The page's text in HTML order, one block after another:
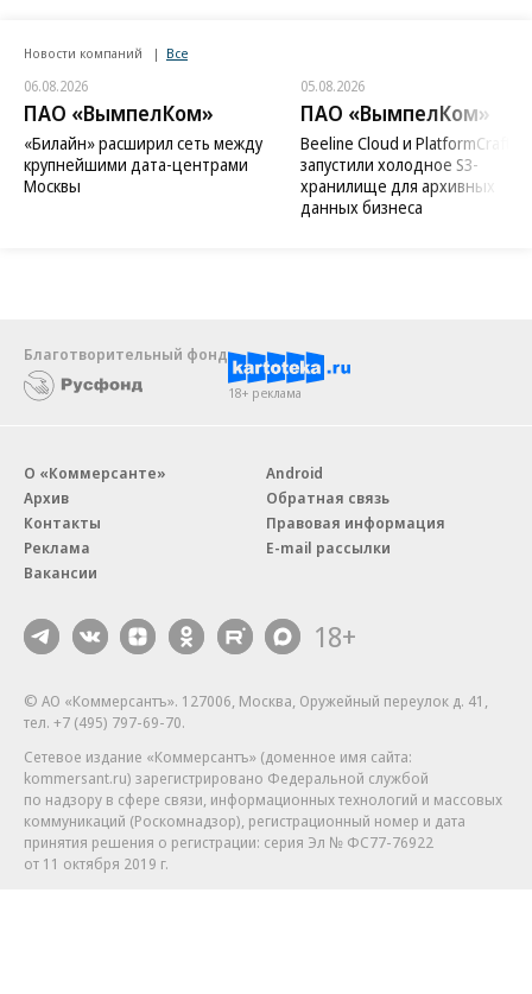
Новости компаний Все
06.08.2026
ПАО «ВымпелКом»
«Билайн» расширил сеть между
крупнейшими дата-центрами
Москвы
05.08.2026
ПАО «ВымпелКом»
Beeline Cloud и PlatformCraft
запустили холодное S3-
хранилище для архивных
данных бизнеса
Благотворительный фонд
18+ реклама
О «Коммерсанте»
Архив
Контакты
Реклама
Вакансии
Android
Обратная связь
Правовая информация
E-mail рассылки
18+
© АО «Коммерсантъ». 127006, Москва, Оружейный переулок д. 41,
тел. +7 (495) 797-69-70.
Сетевое издание «Коммерсантъ» (доменное имя сайта:
kommersant.ru) зарегистрировано Федеральной службой
по надзору в сфере связи, информационных технологий и массовых
коммуникаций (Роскомнадзор), регистрационный номер и дата
принятия решения о регистрации: серия Эл № ФС77-76922
от 11 октября 2019 г.